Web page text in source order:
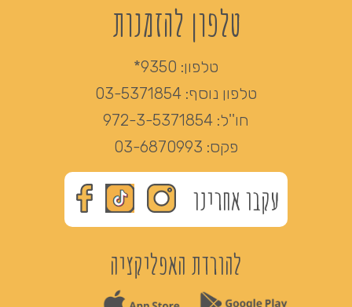
טלפון להזמנות
טלפון: 9350*
טלפון נוסף: 03-5371854
חו''ל: 972-3-5371854
פקס: 03-6870993
עקבו אחרינו
להורדת האפליקציה